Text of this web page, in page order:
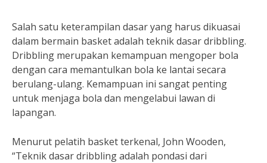
Salah satu keterampilan dasar yang harus dikuasai
dalam bermain basket adalah teknik dasar dribbling.
Dribbling merupakan kemampuan mengoper bola
dengan cara memantulkan bola ke lantai secara
berulang-ulang. Kemampuan ini sangat penting
untuk menjaga bola dan mengelabui lawan di
lapangan.
Menurut pelatih basket terkenal, John Wooden,
“Teknik dasar dribbling adalah pondasi dari